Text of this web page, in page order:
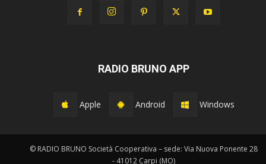
RADIO BRUNO APP
Apple Android Windows
© RADIO BRUNO Società Cooperativa – sede: Via Nuova Ponente 28
- 41012 Carpi (MO)